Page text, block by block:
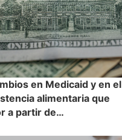
en Medicaid y en el
alimentaria que
a partir de…